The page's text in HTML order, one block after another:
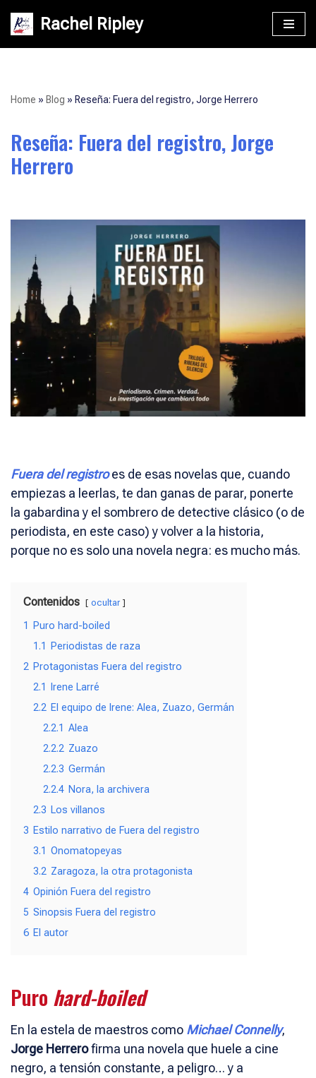
Saltar
Rachel Ripley
Home » Blog » Reseña: Fuera del registro, Jorge Herrero
Reseña: Fuera del registro, Jorge
Herrero
Fuera del registro es de esas novelas que, cuando
empiezas a leerlas, te dan ganas de parar, ponerte
la gabardina y el sombrero de detective clásico (o de
periodista, en este caso) y volver a la historia,
porque no es solo una novela negra: es mucho más.
Contenidos ocultar
1
Puro hard-boiled
1.1
Periodistas de raza
2 Protagonistas Fuera del registro
2.1
Irene Larré
2.2 El equipo de Irene: Alea, Zuazo, Germán
2.2.1 Alea
2.2.2 Zuazo
2.2.3 Germán
2.2.4 Nora, la archivera
2.3 Los villanos
3 Estilo narrativo de Fuera del registro
3.1 Onomatopeyas
3.2 Zaragoza, la otra protagonista
4 Opinión Fuera del registro
5 Sinopsis Fuera del registro
6 El autor
Puro hard-boiled
En la estela de maestros como Michael Connelly,
Jorge Herrerofirma una novela que huele a cine
negro, a tensión constante, a peligro… y a